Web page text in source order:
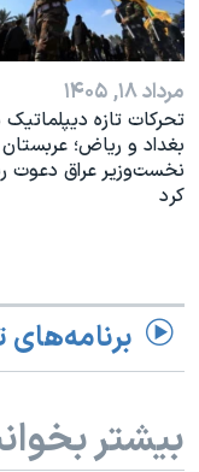
مرداد ۱۸, ۱۴۰۵
تحرکات تازه
بغداد و ریاض؛ عربستان
نخست‌وزیر عراق دعوت
کرد
برنامه‌های
بیشتر